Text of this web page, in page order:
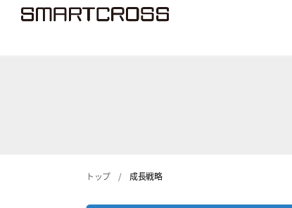
トップ/ 成長戦略